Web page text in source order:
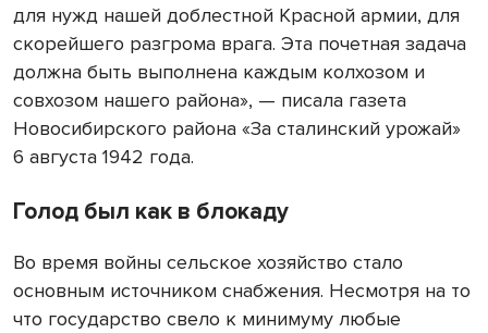
для нужд нашей доблестной Красной армии, для
скорейшего разгрома врага. Эта почетная задача
должна быть выполнена каждым колхозом и
совхозом нашего района», — писала газета
Новосибирского района «За сталинский урожай»
6 августа 1942 года.
Голод был как в блокаду
Во время войны сельское хозяйство стало
основным источником снабжения. Несмотря на то
что государство свело к минимуму любые